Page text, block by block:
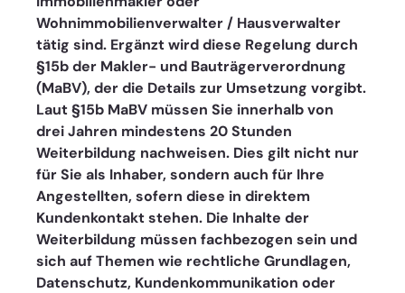
Wohnimmobilienverwalter / Hausverwalter
tätig sind. Ergänzt wird diese Regelung durch
§15b der Makler- und Bauträgerverordnung
(MaBV), der die Details zur Umsetzung vorgibt.
Laut §15b MaBV müssen Sie innerhalb von
drei Jahren mindestens 20 Stunden
Weiterbildung nachweisen. Dies gilt nicht nur
für Sie als Inhaber, sondern auch für Ihre
Angestellten, sofern diese in direktem
Kundenkontakt stehen. Die Inhalte der
Weiterbildung müssen fachbezogen sein und
sich auf Themen wie rechtliche Grundlagen,
Datenschutz, Kundenkommunikation oder